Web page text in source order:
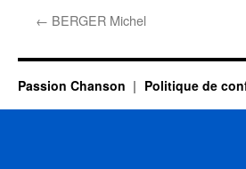
← BERGER Michel
Passion Chanson Politique de